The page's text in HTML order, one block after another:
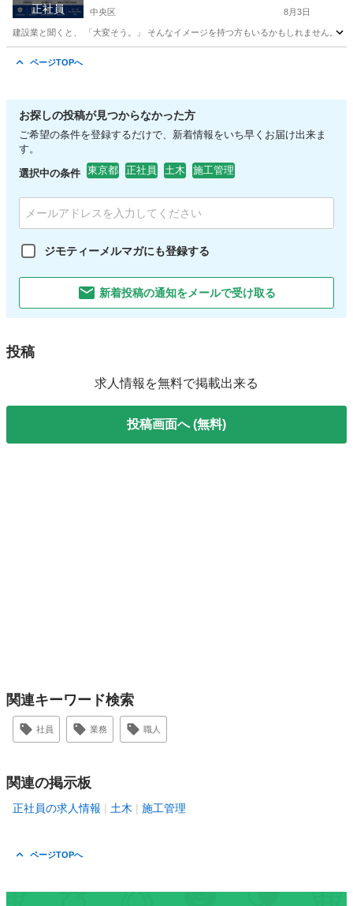
正社員 中央区 8月3日
建設業と聞くと、 「大変そう。」 そんなイメージを持つ方もいるかもしれません。
ページTOPへ
お探しの投稿が見つからなかった方
ご希望の条件を登録するだけで、新着情報をいち早くお届け出来ま
す。
選択中の条件 東京都 正社員 土木 施工管理
ジモティーメルマガにも登録する
新着投稿の通知をメールで受け取る
投稿
求人情報を無料で掲載出来る
投稿画面へ (無料)
関連キーワード検索
社員 業務 職人
関連の掲示板
正社員の求人情報 土木 施工管理
ページTOPへ